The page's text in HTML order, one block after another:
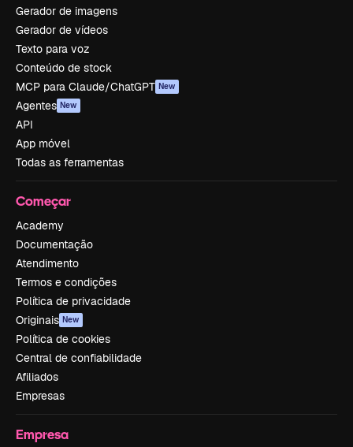
Gerador de imagens
Gerador de vídeos
Texto para voz
Conteúdo de stock
MCP para Claude/ChatGPT New
Agentes New
API
App móvel
Todas as ferramentas
Começar
Academy
Documentação
Atendimento
Termos e condições
Política de privacidade
Originais New
Política de cookies
Central de confiabilidade
Afiliados
Empresas
Empresa